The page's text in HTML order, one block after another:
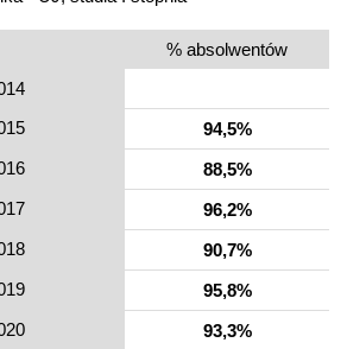
% absolwentów
94,5%
88,5%
96,2%
90,7%
95,8%
93,3%